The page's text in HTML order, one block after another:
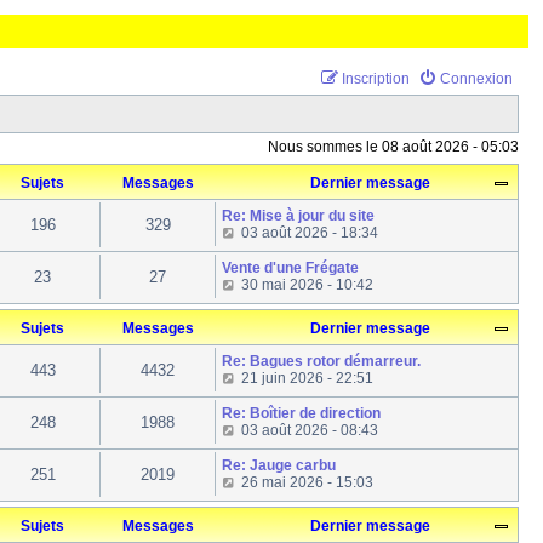
Connexion
Inscription
Nous sommes le 08 août 2026 - 05:03
Sujets Messages Dernier message
196 329
Re: Mise à jour du site
C
o
n
s
u
l
t
e
r
e
d
e
r
n
e
r
m
03 août 2026 - 18:34
23 27
Vente d'une Frégate
C
o
n
s
l
e
r
e
d
e
r
n
i
30 mai 2026 - 10:42
Sujets Messages Dernier message
443 4432
Re: Bagues rotor démarreur.
C
o
n
s
u
l
r
l
21 juin 2026 - 22:51
248 1988
Re: Boîtier de direction
C
o
n
s
u
l
t
03 août 2026 - 08:43
251 2019
Re: Jauge carbu
C
o
n
s
26 mai 2026 - 15:03
Sujets Messages Dernier message